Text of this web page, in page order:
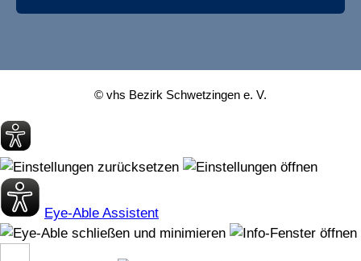
© vhs Bezirk Schwetzingen e. V.